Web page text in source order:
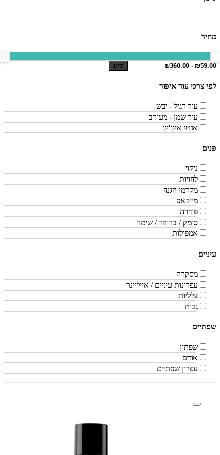
מחיר
סינון
לפי צרכי עור איפור
עור רגיל - יבש
עור שמן - מעורב
אנטי אייג'ינג
פנים
ניקוי
לחויות
מקדמי הגנה
מייקאפ
פודרה
סומק / ברונזר / שימר
אמפולות
עיניים
מסקרה
עפרונות עיניים / אייליינר
צלליות
גבות
שפתיים
שפתון
אודם
עפרון שפתיים